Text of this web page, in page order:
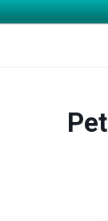
FOIX-
Explorer les